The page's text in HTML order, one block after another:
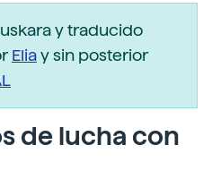
y traducido
Eliay sin posterior
de lucha con